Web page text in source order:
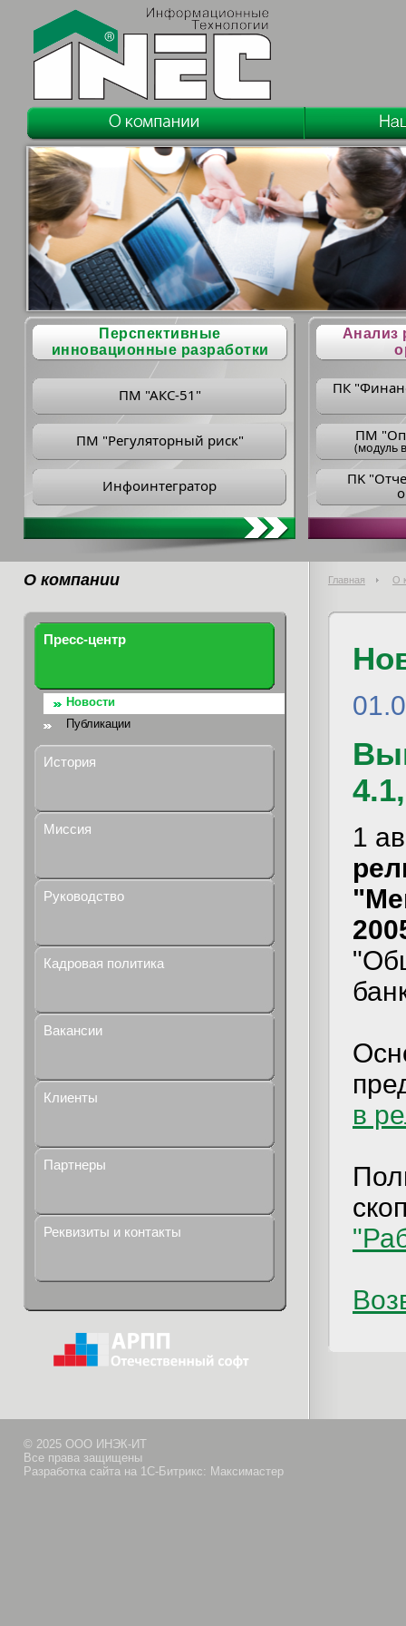
Перспективные
инновационные разработки
ПМ "АКС-51"
ПМ "Регуляторный риск"
Инфоинтегратор
Анализ
ПК
ПM
(модуль
ПK
О компании Главная О
Пресс-центр
Новости
Публикации
История
Миссия
Руководство
Кадровая политика
Вакансии
Клиенты
Партнеры
Реквизиты и контакты
1
в
© 2025 ООО ИНЭК-ИТ
Все права защищены
Разработка сайта на 1С-Битрикс: Максимастер